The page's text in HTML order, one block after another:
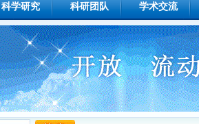
科学研究 科研团队 学术交流